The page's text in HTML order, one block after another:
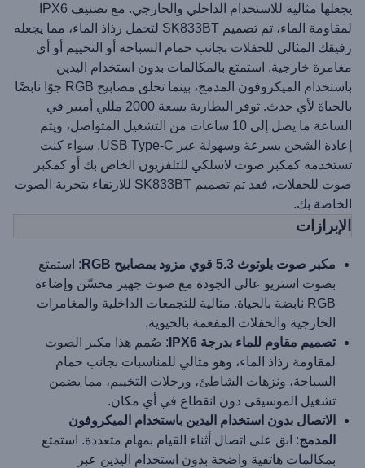
يجعلها مثالية للاستخدام الداخلي والخارجي. مع تصنيف IPX6
لمقاومة الماء، تم تصميم SK833BT لتحمل رذاذ الماء، مما يجعله
رفيقك المثالي للحفلات بجانب حمام السباحة أو التخييم أو أي
مغامرة خارجية. استمتع بالمكالمات بدون استخدام اليدين
باستخدام الميكروفون المدمج، بينما تخلق مصابيح RGB جوًا نابضًا
بالحياة لأي حدث. توفر البطارية بسعة 2000 مللي أمبير في
الساعة ما يصل إلى 10 ساعات من التشغيل المتواصل، ويتم
إعادة الشحن بسرعة وسهولة عبر USB Type-C. سواء كنت
تستخدمه كمكبر صوت لاسلكي للتلفزيون الخاص بك أو كمكبر
صوت للحفلات، فقد تم تصميم SK833BT للارتقاء بتجربة الصوت
الخاصة بك.
الإبرازات
مكبر صوت بلوتوث 5.3 قوي مزود بمصابيح RGB
: استمتع
بصوت استريو عالي الجودة مع صوت جهير محسّن وإضاءة
RGB نابضة بالحياة. مثالية للتجمعات الداخلية والمغامرات
الخارجية والحفلات المفعمة بالحيوية.
تصميم مقاوم للماء بدرجة IPX6
: صُمم هذا مكبر الصوت
لمقاومة رذاذ الماء، وهو مثالي للمناسبات بجانب حمام
السباحة، ونزهات الشاطئ، ورحلات التخييم، مما يضمن
تشغيل الموسيقى دون انقطاع في أي مكان.
الاتصال بدون استخدام اليدين باستخدام الميكروفون
المدمج: ابق على اتصال أثناء القيام بمهام متعددة. استمتع
بمكالمات هاتفية واضحة بدون استخدام اليدين عبر